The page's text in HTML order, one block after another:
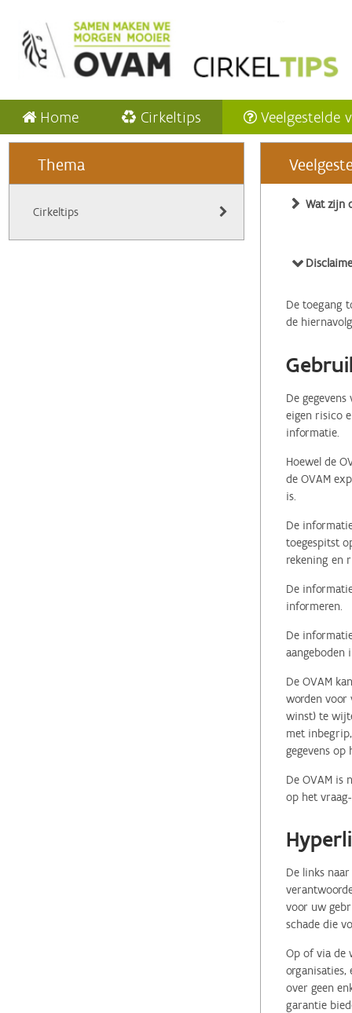
Home Cirkeltips Veelgestelde
Thema
Cirkeltips
Wat zijn
De toegang
de
De
eigen risico
informatie.
Hoewel de
de OVAM
is.
De
toegespitst
rekening en
De
informeren.
De
aangeboden
De OVAM
worden voor
winst) te
met
gegevens
De OVAM is
op het
De links
voor uw
schade die
Op of via de
organisaties,
over geen
garantie